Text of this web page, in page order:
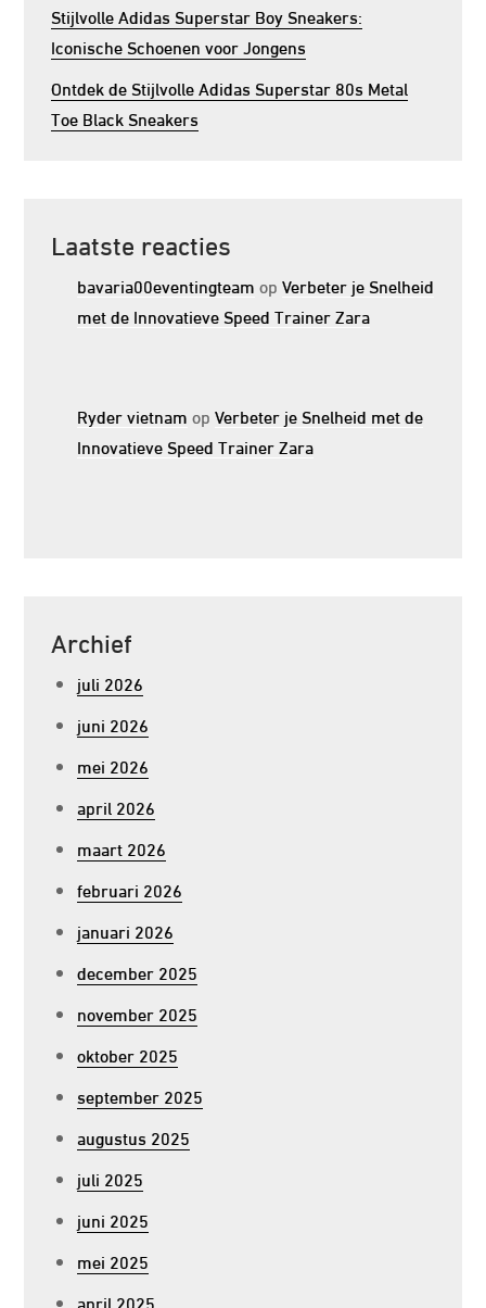
Stijlvolle Adidas Superstar Boy Sneakers:
Iconische Schoenen voor Jongens
Ontdek de Stijlvolle Adidas Superstar 80s Metal
Toe Black Sneakers
Laatste reacties
bavaria00eventingteam opVerbeter je Snelheid
met de Innovatieve Speed Trainer Zara
Ryder vietnam opVerbeter je Snelheid met de
Innovatieve Speed Trainer Zara
Archief
juli 2026
juni 2026
mei 2026
april 2026
maart 2026
februari 2026
januari 2026
december 2025
november 2025
oktober 2025
september 2025
augustus 2025
juli 2025
juni 2025
mei 2025
april 2025